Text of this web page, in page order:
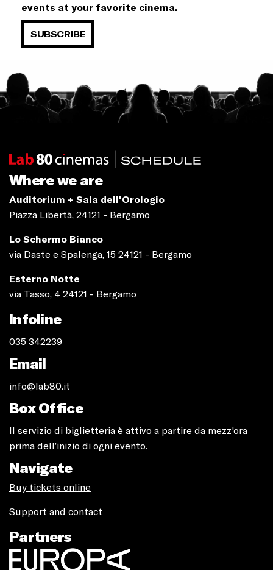
events at your favorite cinema.
SUBSCRIBE
Where we are
Auditorium + Sala dell'Orologio
Piazza Libertà, 24121 - Bergamo
Lo Schermo Bianco
via Daste e Spalenga, 15 24121 - Bergamo
Esterno Notte
via Tasso, 4 24121 - Bergamo
Infoline
035 342239
Email
info@lab80.it
Box Office
Il servizio di biglietteria è attivo a partire da mezz'ora
prima dell’inizio di ogni evento.
Navigate
Buy tickets online
Support and contact
Partners